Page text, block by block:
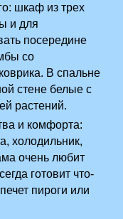
шкаф из трех
и для
посередине
со
В спальне
стене белые с
растений.
и комфорта:
холодильник,
очень любит
готовит что-
пироги или